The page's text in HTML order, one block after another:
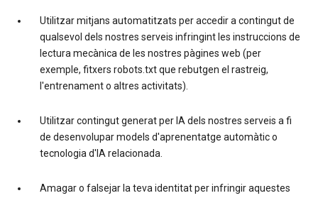
Utilitzar mitjans automatitzats per accedir a contingut de
qualsevol dels nostres serveis infringint les instruccions de
lectura mecànica de les nostres pàgines web (per
exemple, fitxers robots.txt que rebutgen el rastreig,
l'entrenament o altres activitats).
Utilitzar contingut generat per IA dels nostres serveis a fi
de desenvolupar models d'aprenentatge automàtic o
tecnologia d'IA relacionada.
Amagar o falsejar la teva identitat per infringir aquestes